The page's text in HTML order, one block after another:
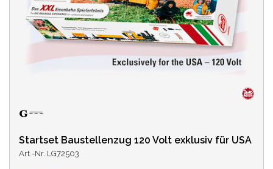
Startset Baustellenzug 120 Volt exklusiv für USA
Art.-Nr. LG72503